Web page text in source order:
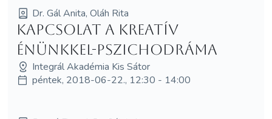
Dr. Gál Anita, Oláh Rita
Kapcsolat a kreatív
énünkkel-pszichodráma
Integrál Akadémia Kis Sátor
péntek, 2018-06-22., 12:30 - 14:00